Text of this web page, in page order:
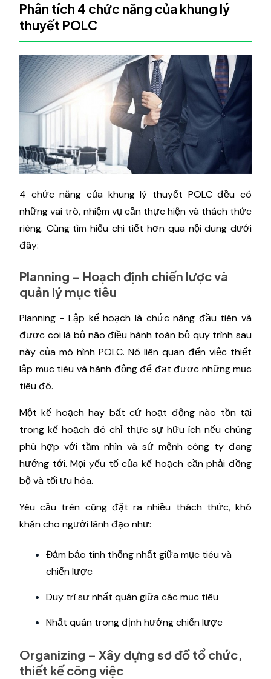
Phân tích 4 chức năng của khung lý
thuyết POLC
4 chức năng của khung lý thuyết POLC đều có
những vai trò, nhiệm vụ cần thực hiện và thách thức
riêng. Cùng tìm hiểu chi tiết hơn qua nội dung dưới
đây:
Planning – Hoạch định chiến lược và
quản lý mục tiêu
Planning - Lập kế hoạch là chức năng đầu tiên và
được coi là bộ não điều hành toàn bộ quy trình sau
này của mô hình POLC. Nó liên quan đến việc thiết
lập mục tiêu và hành động để đạt được những mục
tiêu đó.
Một kế hoạch hay bất cứ hoạt động nào tồn tại
trong kế hoạch đó chỉ thực sự hữu ích nếu chúng
phù hợp với tầm nhìn và sứ mệnh công ty đang
hướng tới. Mọi yếu tố của kế hoạch cần phải đồng
bộ và tối ưu hóa.
Yêu cầu trên cũng đặt ra nhiều thách thức, khó
khăn cho người lãnh đạo như:
Đảm bảo tính thống nhất giữa mục tiêu và
chiến lược
Duy trì sự nhất quán giữa các mục tiêu
Nhất quán trong định hướng chiến lược
Organizing – Xây dựng sơ đồ tổ chức,
thiết kế công việc